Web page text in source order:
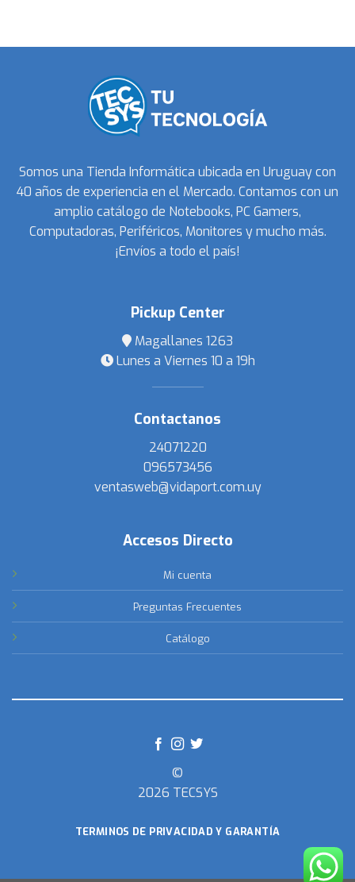
Somos una Tienda Informática ubicada en Uruguay con
40 años de experiencia en el Mercado. Contamos con un
amplio catálogo de Notebooks, PC Gamers,
Computadoras, Periféricos, Monitores y mucho más.
¡Envíos a todo el país!
Pickup Center
Magallanes 1263
Lunes a Viernes 10 a 19h
Contactanos
24071220
096573456
ventasweb@vidaport.com.uy
Accesos Directo
Mi cuenta
Preguntas Frecuentes
Catálogo
©
2026 TECSYS
TERMINOS DE PRIVACIDAD Y GARANTÍA